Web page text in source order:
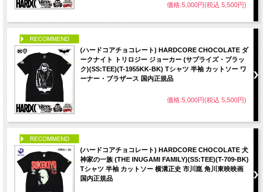
価格:5,000円(税込 5,500円)
(ハードコアチョコレート) HARDCORE CHOCOLATE ダ
ークナイト トリロジー ジョーカー (サプライズ・ブラッ
ク)(SS:TEE)(T-1955KK-BK) Tシャツ 半袖 カットソー ワ
ーナー・ブラザース 国内正規品
価格:5,000円(税込 5,500円)
(ハードコアチョコレート) HARDCORE CHOCOLATE 犬
神家の一族 (THE INUGAMI FAMILY)(SS:TEE)(T-709-BK)
Tシャツ 半袖 カットソー 横溝正史 市川崑 角川東映映画
国内正規品